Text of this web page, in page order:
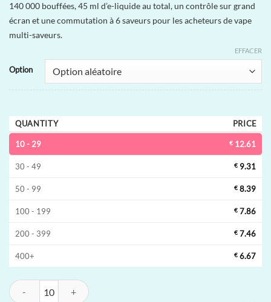
sur
notations
client
140 000 bouffées, 45 ml d’e-liquide au total, un contrôle sur grand
écran et une commutation à 6 saveurs pour les acheteurs de vape
multi-saveurs.
Option
EFFACER
QUANTITY PRICE
10 - 29 € 12.61
30 - 49 € 9.31
50 - 99 € 8.39
100 - 199 € 7.86
200 - 399 € 7.46
400+ € 6.67
quantité de Airmez 6-in-1 140K | 140 000 bouffées, commutation à 6